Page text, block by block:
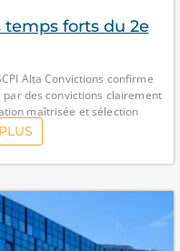
temps forts du 2e
Alta Convictions confirme
des convictions clairement
maîtrisée et sélection